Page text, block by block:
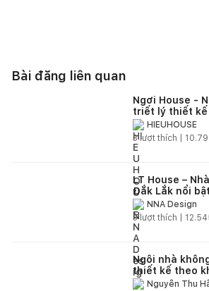
Bài đăng liên quan
Ngơi House -
triết lý thiết kế
HIEUHOUSE
3lượt thích |
LT House –
Đắk Lắk nổi
và hệ sân
nhiên
NNA Design
3lượt thích |
Ngôi nhà
thiết kế theo
Nguyễn Thu